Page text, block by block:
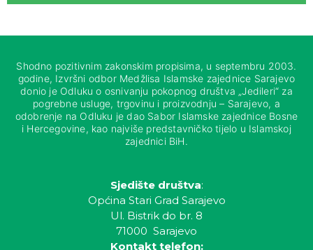
Shodno pozitivnim zakonskim propisima, u septembru 2003.
godine, Izvršni odbor Medžlisa Islamske zajednice Sarajevo
donio je Odluku o osnivanju pokopnog društva „Jedileri“ za
pogrebne usluge, trgovinu i proizvodnju – Sarajevo, a
odobrenje na Odluku je dao Sabor Islamske zajednice Bosne
i Hercegovine, kao najviše predstavničko tijelo u Islamskoj
zajednici BiH.
Sjedište društva:
Općina Stari Grad Sarajevo
Ul. Bistrik do br. 8
71000 Sarajevo
Kontakt telefon: